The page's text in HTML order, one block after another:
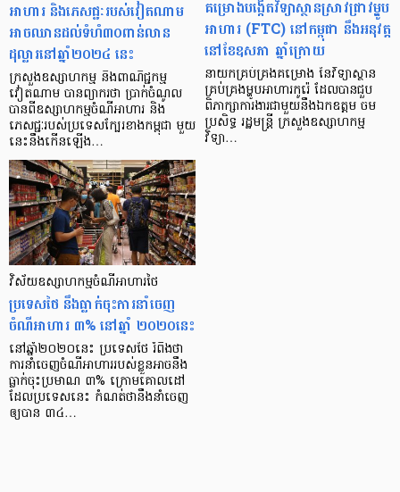
អាហារ និងភេសជ្ជៈរបស់វៀតណាម
អាចឈានដល់ទំហំ៣០ពាន់លាន
ដុល្លារនៅឆ្នាំ២០២៤ នេះ
ក្រសួងឧស្សាហកម្ម និងពាណិជ្ជកម្ម
វៀតណាម បានព្យាករថា ប្រាក់ចំណូល
បានពីឧស្សាហកម្មចំណីអាហារ និង
ភេសជ្ជៈរបស់ប្រទេសក្បែរខាងកម្ពុជា មួយ
នេះនឹងកើនឡើង…
គម្រោងបង្កើតវិទ្យាស្ថានស្រាវជ្រាវម្ហូប
អាហារ (FTC) នៅកម្ពុជា នឹងអនុវត្ត
នៅខែឧសភា ឆ្នាំក្រោយ
នាយកគ្រប់គ្រងគម្រោង នៃវិទ្យាស្ថាន
គ្រប់គ្រងម្ហូបអាហារកូរ៉េ ដែលបានជួប
ពិភាក្សាការងារជាមួយនឹងឯកឧត្តម ចម
ប្រសិទ្ធ រដ្ឋមន្ត្រី ក្រសួងឧស្សាហកម្ម
វិទ្យា…
វិស័យឧស្សាហកម្ម​ចំណីអាហារថៃ
ប្រទេសថៃ នឹងធ្លាក់ចុះការនាំចេញ
ចំណីអាហារ ៣% នៅឆ្នាំ ២០២០នេះ
នៅឆ្នាំ២០២០នេះ ប្រទេសថៃ រំពឹងថា
ការនាំចេញចំណីអាហាររបស់ខ្លួនអាចនឹង
ធ្លាក់ចុះប្រមាណ ៣% ក្រោមគោលដៅ
ដែលប្រទេសនេះ កំណត់ថានឹងនាំចេញ
ឲ្យបាន ៣៤…